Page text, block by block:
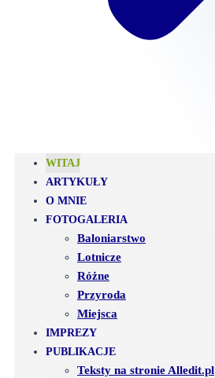
WITAJ
ARTYKUŁY
O MNIE
FOTOGALERIA
Baloniarstwo
Lotnicze
Różne
Przyroda
Miejsca
IMPREZY
PUBLIKACJE
Teksty na stronie Alledit.pl